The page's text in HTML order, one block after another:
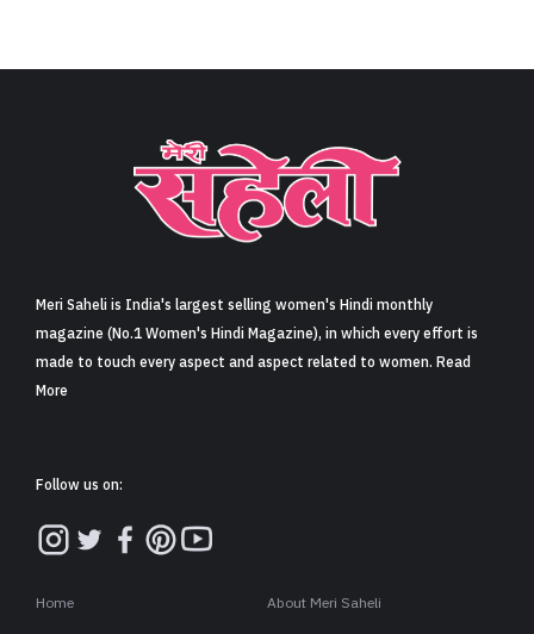
Meri Saheli is India's largest selling women's Hindi monthly
magazine (No.1 Women's Hindi Magazine), in which every effort is
made to touch every aspect and aspect related to women. Read
More
Follow us on:
Home About Meri Saheli